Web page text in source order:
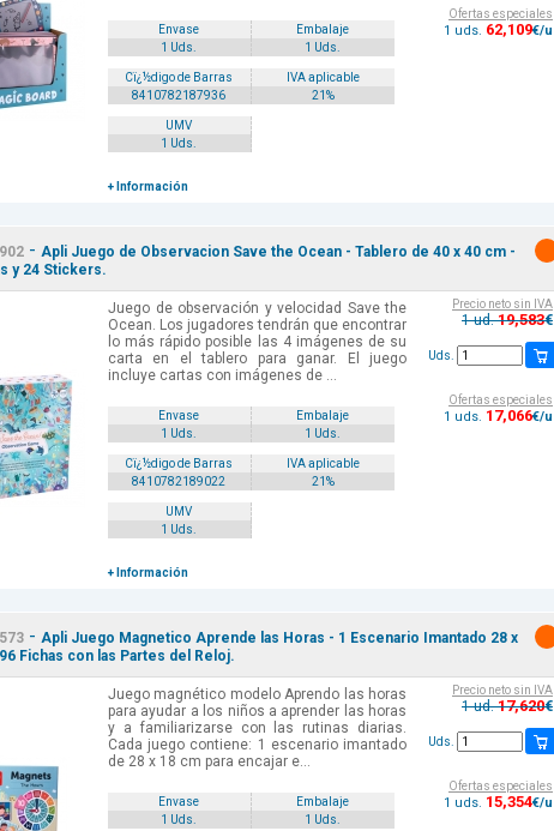
Envase
Embalaje
1 Uds.
1 Uds.
Cï¿½digo de Barras
IVA aplicable
8410782187936
21%
UMV
1 Uds.
+ Información
Ofertas especiales
1 uds. 62,109€/u
- Apli Juego de Observacion Save the Ocean - Tablero de 40 x 40 cm -
y 24 Stickers.
Juego de observación y velocidad Save the
Ocean. Los jugadores tendrán que encontrar
lo más rápido posible las 4 imágenes de su
carta en el tablero para ganar. El juego
incluye cartas con imágenes de ...
Envase
Embalaje
1 Uds.
1 Uds.
Cï¿½digo de Barras
IVA aplicable
8410782189022
21%
UMV
1 Uds.
+ Información
Precio neto sin IVA
1 ud.19,583€
Uds.
Ofertas especiales
1 uds. 17,066€/u
- Apli Juego Magnetico Aprende las Horas - 1 Escenario Imantado 28 x
Fichas con las Partes del Reloj.
Juego magnético modelo Aprendo las horas
para ayudar a los niños a aprender las horas
y a familiarizarse con las rutinas diarias.
Cada juego contiene: 1 escenario imantado
de 28 x 18 cm para encajar e...
Envase
Embalaje
1 Uds.
1 Uds.
Precio neto sin IVA
1 ud.17,620€
Uds.
Ofertas especiales
1 uds. 15,354€/u